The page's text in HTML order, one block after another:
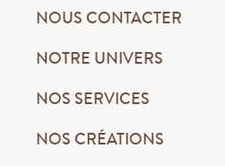
NOUS CONTACTER
NOTRE UNIVERS
NOS SERVICES
NOS CRÉATIONS